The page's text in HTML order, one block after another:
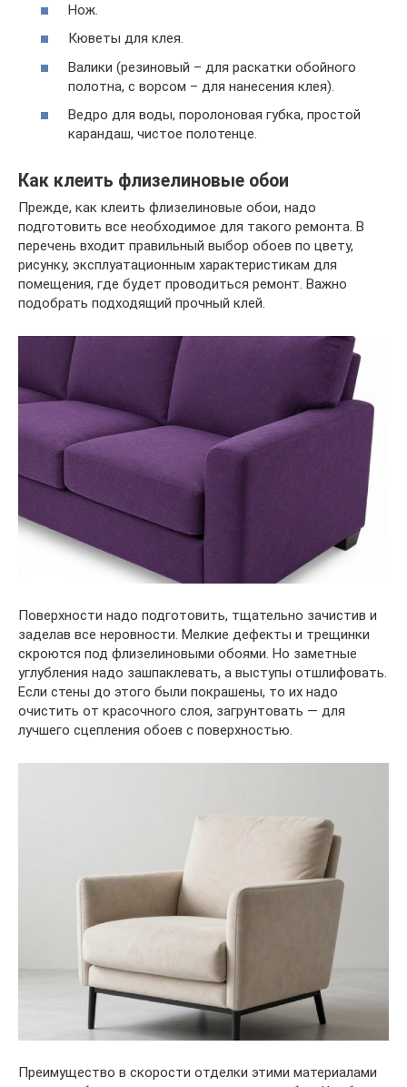
Нож.
Кюветы для клея.
Валики (резиновый – для раскатки обойного
полотна, с ворсом – для нанесения клея).
Ведро для воды, поролоновая губка, простой
карандаш, чистое полотенце.
Как клеить флизелиновые обои
Прежде, как клеить флизелиновые обои, надо
подготовить все необходимое для такого ремонта. В
перечень входит правильный выбор обоев по цвету,
рисунку, эксплуатационным характеристикам для
помещения, где будет проводиться ремонт. Важно
подобрать подходящий прочный клей.
Поверхности надо подготовить, тщательно зачистив и
заделав все неровности. Мелкие дефекты и трещинки
скроются под флизелиновыми обоями. Но заметные
углубления надо зашпаклевать, а выступы отшлифовать.
Если стены до этого были покрашены, то их надо
очистить от красочного слоя, загрунтовать — для
лучшего сцепления обоев с поверхностью.
Преимущество в скорости отделки этими материалами